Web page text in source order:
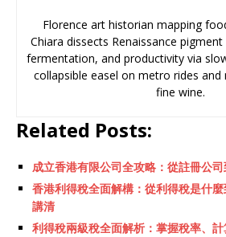
Florence art historian mapping
Chiara dissects Renaissance
fermentation, and productivity via
collapsible easel on metro rides and
fine wine.
Related Posts:
成立香港有限公司全攻略：從註冊公
香港利得稅全面解構：從利得稅是什
講清
利得稅兩級稅全面解析：掌握稅率、